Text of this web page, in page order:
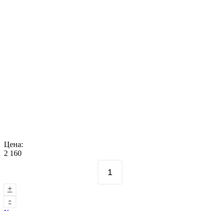
Цена:
2 160
+
-